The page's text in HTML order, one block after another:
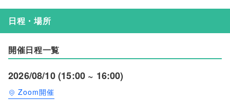
日程・場所
開催日程一覧
2026/08/10 (15:00 ~ 16:00)
Zoom開催